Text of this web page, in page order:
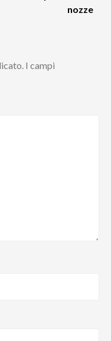
nozze
I campi